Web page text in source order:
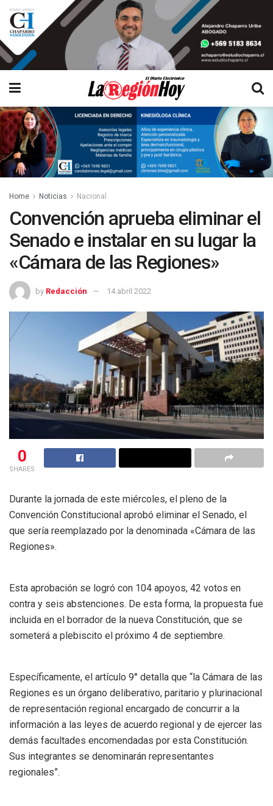
Home Noticias Nacional
Convención aprueba eliminar el
Senado e instalar en su lugar la
«Cámara de las Regiones»
by Redacción 14 abril 2022
0
SHARES
Durante la jornada de este miércoles, el pleno de la
Convención Constitucional aprobó eliminar el Senado, el
que sería reemplazado por la denominada «Cámara de las
Regiones».
Esta aprobación se logró con 104 apoyos, 42 votos en
contra y seis abstenciones. De esta forma, la propuesta fue
incluida en el borrador de la nueva Constitución, que se
someterá a plebiscito el próximo 4 de septiembre.
Específicamente, el artículo 9° detalla que “la Cámara de las
Regiones es un órgano deliberativo, paritario y plurinacional
de representación regional encargado de concurrir a la
información a las leyes de acuerdo regional y de ejercer las
demás facultades encomendadas por esta Constitución.
Sus integrantes se denominarán representantes
regionales”.